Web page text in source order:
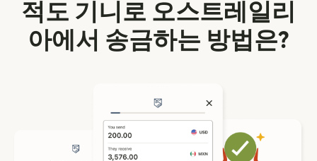
적도 기니로 오스트레일리
아에서 송금하는 방법은?